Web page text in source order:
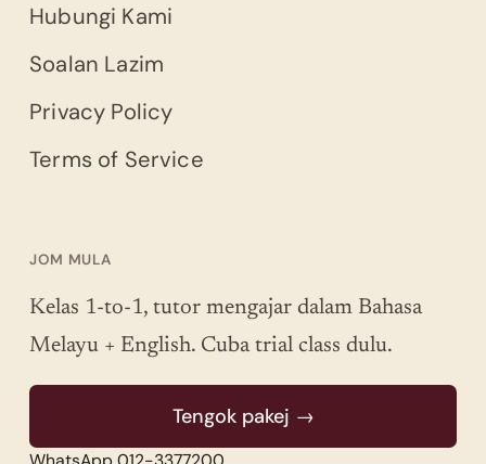
Hubungi Kami
Soalan Lazim
Privacy Policy
Terms of Service
JOM MULA
Kelas 1-to-1, tutor mengajar dalam Bahasa
Melayu + English. Cuba trial class dulu.
Tengok pakej →